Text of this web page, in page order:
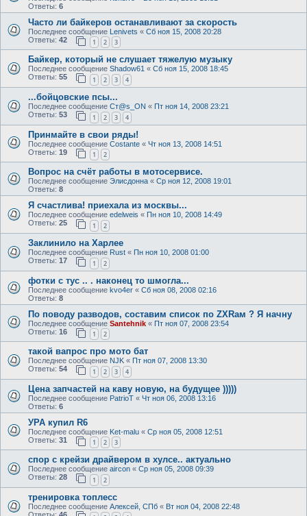
Ответы: 6
Часто ли байкеров останавливают за скорость
Последнее сообщение Lenivets « Сб ноя 15, 2008 20:28
Ответы: 42 1 2 3
Байкер, который не слушает тяжелую музыку
Последнее сообщение Shadow61 « Сб ноя 15, 2008 18:45
Ответы: 55 1 2 3 4
...бойцовские псы...
Последнее сообщение Ст@s_ON « Пт ноя 14, 2008 23:21
Ответы: 53 1 2 3 4
Принмайте в свои ряды!
Последнее сообщение Costante « Чт ноя 13, 2008 14:51
Ответы: 19 1 2
Вопрос на счёт работы в мотосервисе.
Последнее сообщение Элисдонна « Ср ноя 12, 2008 19:01
Ответы: 8
Я счастлива! приехала из москвы...
Последнее сообщение edelweis « Пн ноя 10, 2008 14:49
Ответы: 25 1 2
Заклинило на Харлее
Последнее сообщение Rust « Пн ноя 10, 2008 01:00
Ответы: 17 1 2
фотки с тус .. . наконец то шмогла...
Последнее сообщение kvo4er « Сб ноя 08, 2008 02:16
Ответы: 8
По поводу разводов, составим список по ZXRам ? Я начну
Последнее сообщение Santehnik « Пт ноя 07, 2008 23:54
Ответы: 16 1 2
такой вапрос про мото бат
Последнее сообщение NJK « Пт ноя 07, 2008 13:30
Ответы: 54 1 2 3 4
Цена запчастей на каву новую, на будущее )))))
Последнее сообщение PatrioT « Чт ноя 06, 2008 13:16
Ответы: 6
УРА купил R6
Последнее сообщение Ket-malu « Ср ноя 05, 2008 12:51
Ответы: 31 1 2 3
спор с крейзи драйвером в хулсе.. актуально
Последнее сообщение aircon « Ср ноя 05, 2008 09:39
Ответы: 28 1 2
тренировка топлесс
Последнее сообщение Алексей, СПб « Вт ноя 04, 2008 22:48